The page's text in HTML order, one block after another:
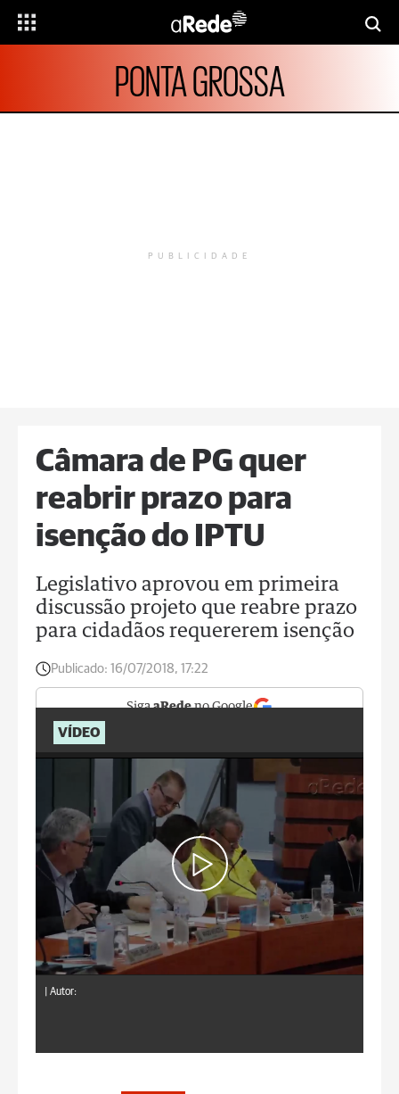
PONTA GROSSA
PUBLICIDADE
Câmara de PG quer
reabrir prazo para
isenção do IPTU
Legislativo aprovou em primeira
discussão projeto que reabre prazo
para cidadãos requererem isenção
Publicado: 16/07/2018, 17:22
SigaaRedeno Google
VÍDEO
Autor: